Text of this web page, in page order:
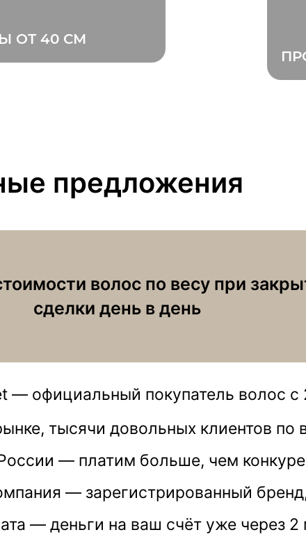
ОТ 40 СМ
предложения
волос по весу при
сделки день в день
— официальный покупатель волос c
тысячи довольных клиентов по
— платим больше, чем
— зарегистрированный
— деньги на ваш счёт уже через